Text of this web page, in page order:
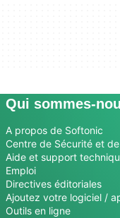
Qui sommes-
A propos de Softonic
Centre de Sécurité et
Aide et support
Emploi
Directives éditoriales
Ajoutez votre logiciel /
Outils en ligne